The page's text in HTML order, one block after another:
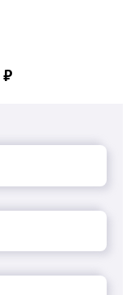
руб